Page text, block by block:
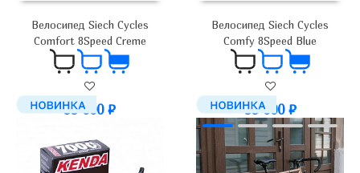
Велосипед Siech Cycles
Comfort 8Speed Creme
99 000₽
Велосипед Siech Cycles
Comfy 8Speed Blue
99 000 ₽